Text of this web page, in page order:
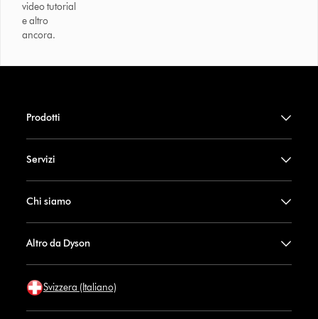
video tutorial
e altro
ancora.
Prodotti
Servizi
Chi siamo
Altro da Dyson
Svizzera (Italiano)